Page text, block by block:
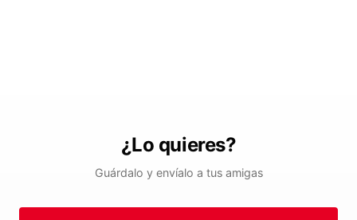
¿Lo quieres?
Guárdalo y envíalo a tus amigas